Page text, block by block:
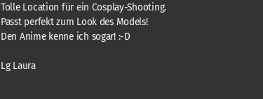
Tolle Location für ein Cosplay-Shooting.
Passt perfekt zum Look des Models!
Den Anime kenne ich sogar! :-D
Lg Laura